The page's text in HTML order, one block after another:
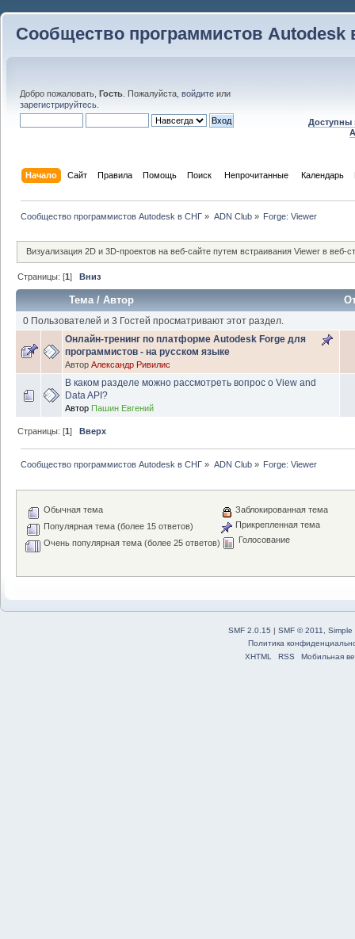
Сообщество программистов Autodesk
Добро пожаловать, Гость . Пожалуйста, войдите или
зарегистрируйтесь
Доступны
Начало Сайт Правила Помощь Поиск Непрочитанные Календарь
Сообщество программистов Autodesk в СНГ » ADN Club» Forge: Viewer
Визуализация 2D и 3D-проектов на веб-сайте путем встраивания Viewer в веб-
Страницы: [1]Вниз
Тема /Автор
0 Пользователей и 3 Гостей просматривают этот раздел.
Онлайн-тренинг по платформе Autodesk Forge для
программистов - на русском языке
Автор Александр Ривилис
В каком разделе можно рассмотреть вопрос о View and
Data API?
Автор Пашин Евгений
Страницы: [1]Вверх
Сообщество программистов Autodesk в СНГ » ADN Club» Forge: Viewer
Обычная тема
Популярная тема (более 15 ответов)
Очень популярная тема (более 25 ответов)
Заблокированная тема
Прикрепленная тема
Голосование
SMF 2.0.15 | SMF © 2011
Simple
Политика
XHTML
RSS Мобильная